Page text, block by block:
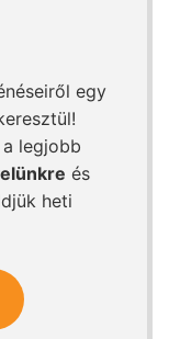
egy
legjobb
és
heti